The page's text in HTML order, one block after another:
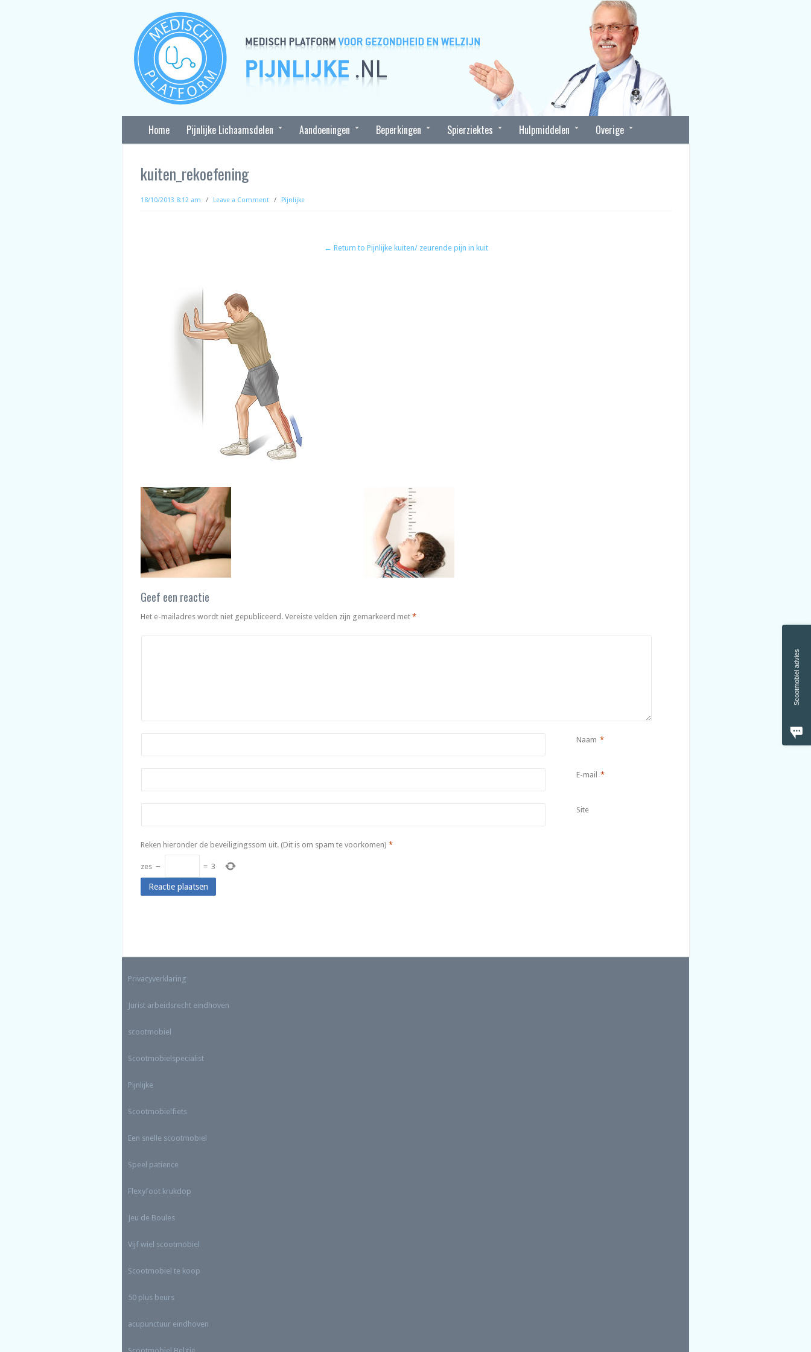
Scootmobiel advies
Home Pijnlijke Lichaamsdelen Aandoeningen Beperkingen Spierziektes Hulpmiddelen Overige
kuiten_rekoefening
18/10/2013 8:12 am / Leave a Comment / Pijnlijke
← Return to Pijnlijke kuiten/ zeurende pijn in kuit
Geef een reactie
Het e-mailadres wordt niet gepubliceerd. Vereiste velden zijn gemarkeerd met *
Naam *
E-mail *
Site
Reken hieronder de beveiligingssom uit. (Dit is om spam te voorkomen) *
zes − = 3
Privacyverklaring
Jurist arbeidsrecht eindhoven
scootmobiel
Scootmobielspecialist
Pijnlijke
Scootmobielfiets
Een snelle scootmobiel
Speel patience
Flexyfoot krukdop
Jeu de Boules
Vijf wiel scootmobiel
Scootmobiel te koop
50 plus beurs
acupunctuur eindhoven